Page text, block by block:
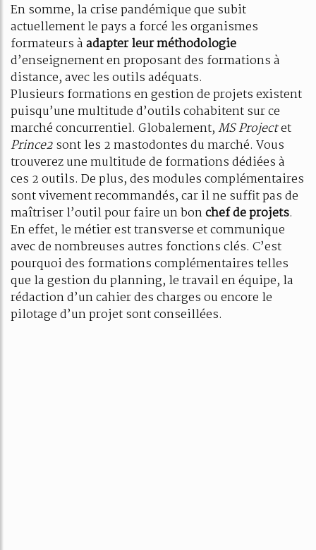
En somme, la crise pandémique que subit
actuellement le pays a forcé les organismes
formateurs àadapter leur méthodologie
d’enseignement en proposant des formations à
distance, avec les outils adéquats.
Plusieurs formations en gestion de projets existent
puisqu’une multitude d’outils cohabitent sur ce
marché concurrentiel. Globalement,MSProjectet
Prince2sont les 2 mastodontes du marché. Vous
trouverez une multitude de formations dédiées à
ces 2 outils. De plus, des modules complémentaires
sont vivement recommandés, car il ne suffit pas de
maîtriser l’outil pour faire un bonchef de projets.
En effet, le métier est transverse et communique
avec de nombreuses autres fonctions clés. C’est
pourquoi des formations complémentaires telles
que la gestion du planning, le travail en équipe, la
rédaction d’un cahier des charges ou encore le
pilotage d’un projet sont conseillées.